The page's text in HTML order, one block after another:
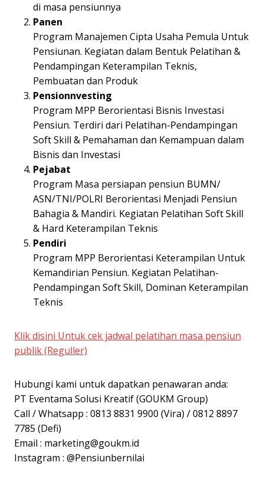
di masa pensiunnya
Panen
Program Manajemen Cipta Usaha Pemula Untuk
Pensiunan. Kegiatan dalam Bentuk Pelatihan &
Pendampingan Keterampilan Teknis,
Pembuatan dan Produk
Pensionnvesting
Program MPP Berorientasi Bisnis Investasi
Pensiun. Terdiri dari Pelatihan-Pendampingan
Soft Skill & Pemahaman dan Kemampuan dalam
Bisnis dan Investasi
Pejabat
Program Masa persiapan pensiun BUMN/
ASN/TNI/POLRI Berorientasi Menjadi Pensiun
Bahagia & Mandiri. Kegiatan Pelatihan Soft Skill
& Hard Keterampilan Teknis
Pendiri
Program MPP Berorientasi Keterampilan Untuk
Kemandirian Pensiun. Kegiatan Pelatihan-
Pendampingan Soft Skill, Dominan Keterampilan
Teknis
Klik disini Untuk cek jadwal pelatihan masa pensiun
publik (Reguller)
Hubungi kami untuk dapatkan penawaran anda:
PT Eventama Solusi Kreatif (GOUKM Group)
Call / Whatsapp : 0813 8831 9900 (Vira) / 0812 8897
7785 (Defi)
Email : marketing@goukm.id
Instagram : @Pensiunbernilai